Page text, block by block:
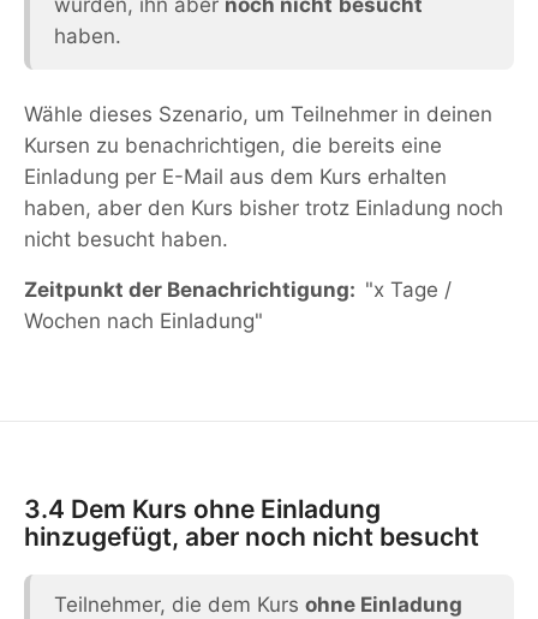
wurden, ihn aber noch nicht besucht
haben.
Wähle dieses Szenario, um Teilnehmer in deinen
Kursen zu benachrichtigen, die bereits eine
Einladung per E-Mail aus dem Kurs erhalten
haben, aber den Kurs bisher trotz Einladung noch
nicht besucht haben.
Zeitpunkt der Benachrichtigung: "x Tage /
Wochen nach Einladung"
3.4 Dem Kurs ohne Einladung
hinzugefügt, aber noch nicht besucht
Teilnehmer, die dem Kurs ohne Einladung